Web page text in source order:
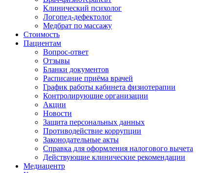
Клинический психолог
Логопед-дефектолог
Медбрат по массажу
Стоимость
Пациентам
Вопрос-ответ
Отзывы
Бланки документов
Расписание приёма врачей
График работы кабинета физиотерапии
Контролирующие организации
Акции
Новости
Защита персональных данных
Противодействие коррупции
Законодательные акты
Справка для оформления налогового вычета
Действующие клинические рекомендации
Медиацентр